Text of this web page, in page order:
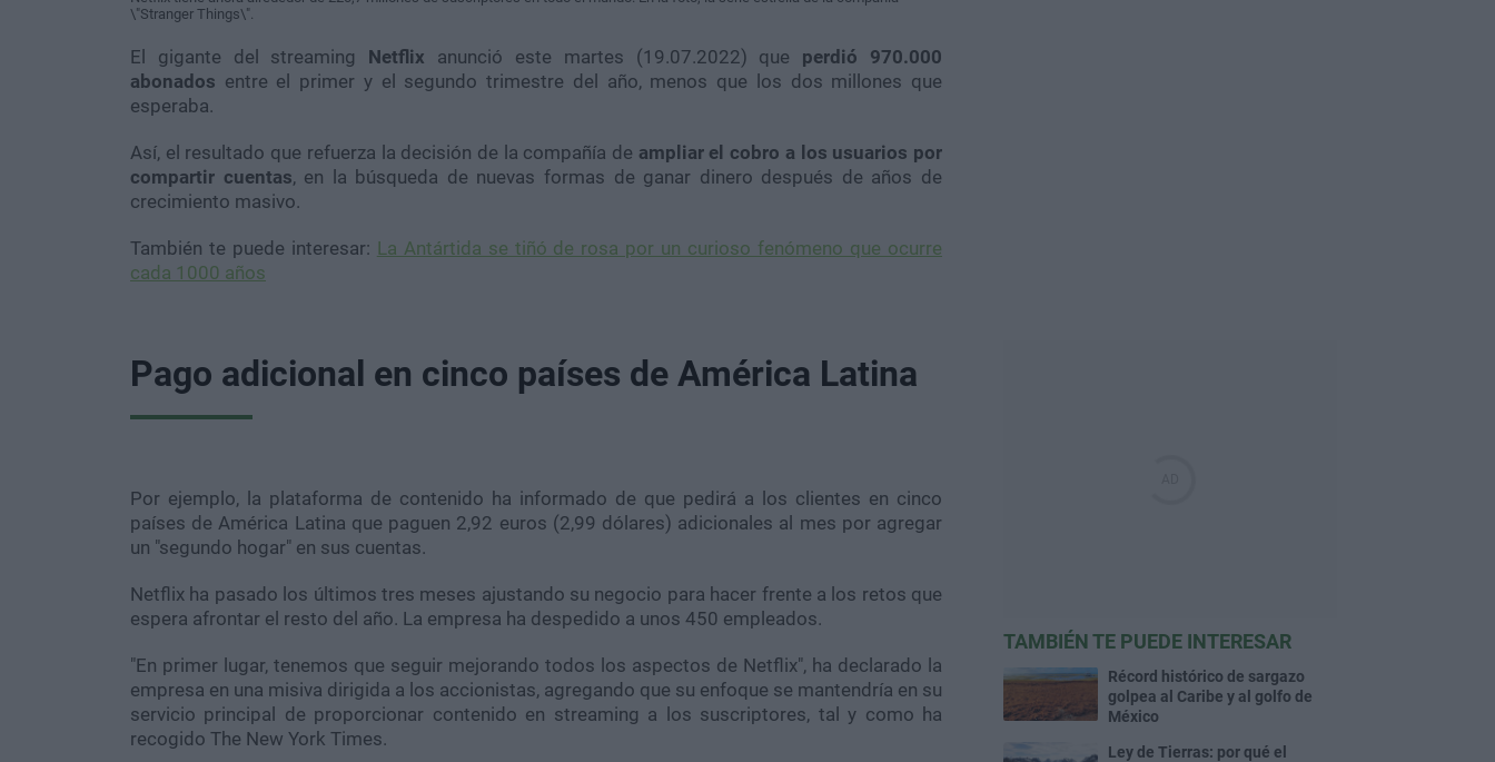
\"Stranger Things\".
El gigante del streaming Netflix anunció este martes (19.07.2022) que perdió 970.000
abonados entre el primer y el segundo trimestre del año, menos que los dos millones que
esperaba.
Así, el resultado que refuerza la decisión de la compañía de ampliar el cobro a los usuarios por
compartir cuentas, en la búsqueda de nuevas formas de ganar dinero después de años de
crecimiento masivo.
También te puede interesar: La Antártida se tiñó de rosa por un curioso fenómeno que ocurre
cada 1000 años
Pago adicional en cinco países de América Latina
Por ejemplo, la plataforma de contenido ha informado de que pedirá a los clientes en cinco
países de América Latina que paguen 2,92 euros (2,99 dólares) adicionales al mes por agregar
un "segundo hogar" en sus cuentas.
Netflix ha pasado los últimos tres meses ajustando su negocio para hacer frente a los retos que
espera afrontar el resto del año. La empresa ha despedido a unos 450 empleados.
"En primer lugar, tenemos que seguir mejorando todos los aspectos de Netflix", ha declarado la
empresa en una misiva dirigida a los accionistas, agregando que su enfoque se mantendría en su
servicio principal de proporcionar contenido en streaming a los suscriptores, tal y como ha
recogido The New York Times.
TAMBIÉN TE PUEDE INTERESAR
Récord histórico de sargazo
golpea al Caribe y al golfo de
México
Ley de Tierras: por qué el